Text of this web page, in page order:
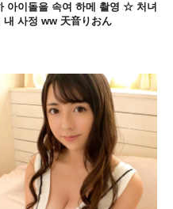
아이돌을 속여 하메 촬영 ☆ 처녀
내 사정 ww 天音りおん